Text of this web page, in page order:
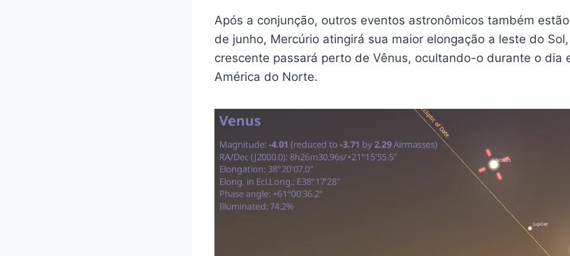
Após a conjunção, outros eventos astronômicos também
de junho, Mercúrio atingirá sua maior elongação a leste do
crescente passará perto de Vênus, ocultando-o durante o dia
América do Norte.